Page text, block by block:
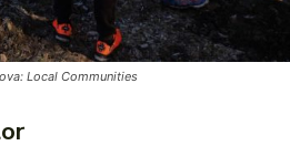
Local Communities